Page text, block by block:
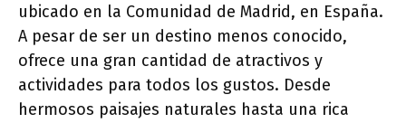
ubicado en la Comunidad de Madrid, en España.
A pesar de ser un destino menos conocido,
ofrece una gran cantidad de atractivos y
actividades para todos los gustos. Desde
hermosos paisajes naturales hasta una rica